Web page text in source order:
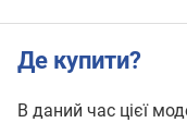
Де купити?
В даний час цієї